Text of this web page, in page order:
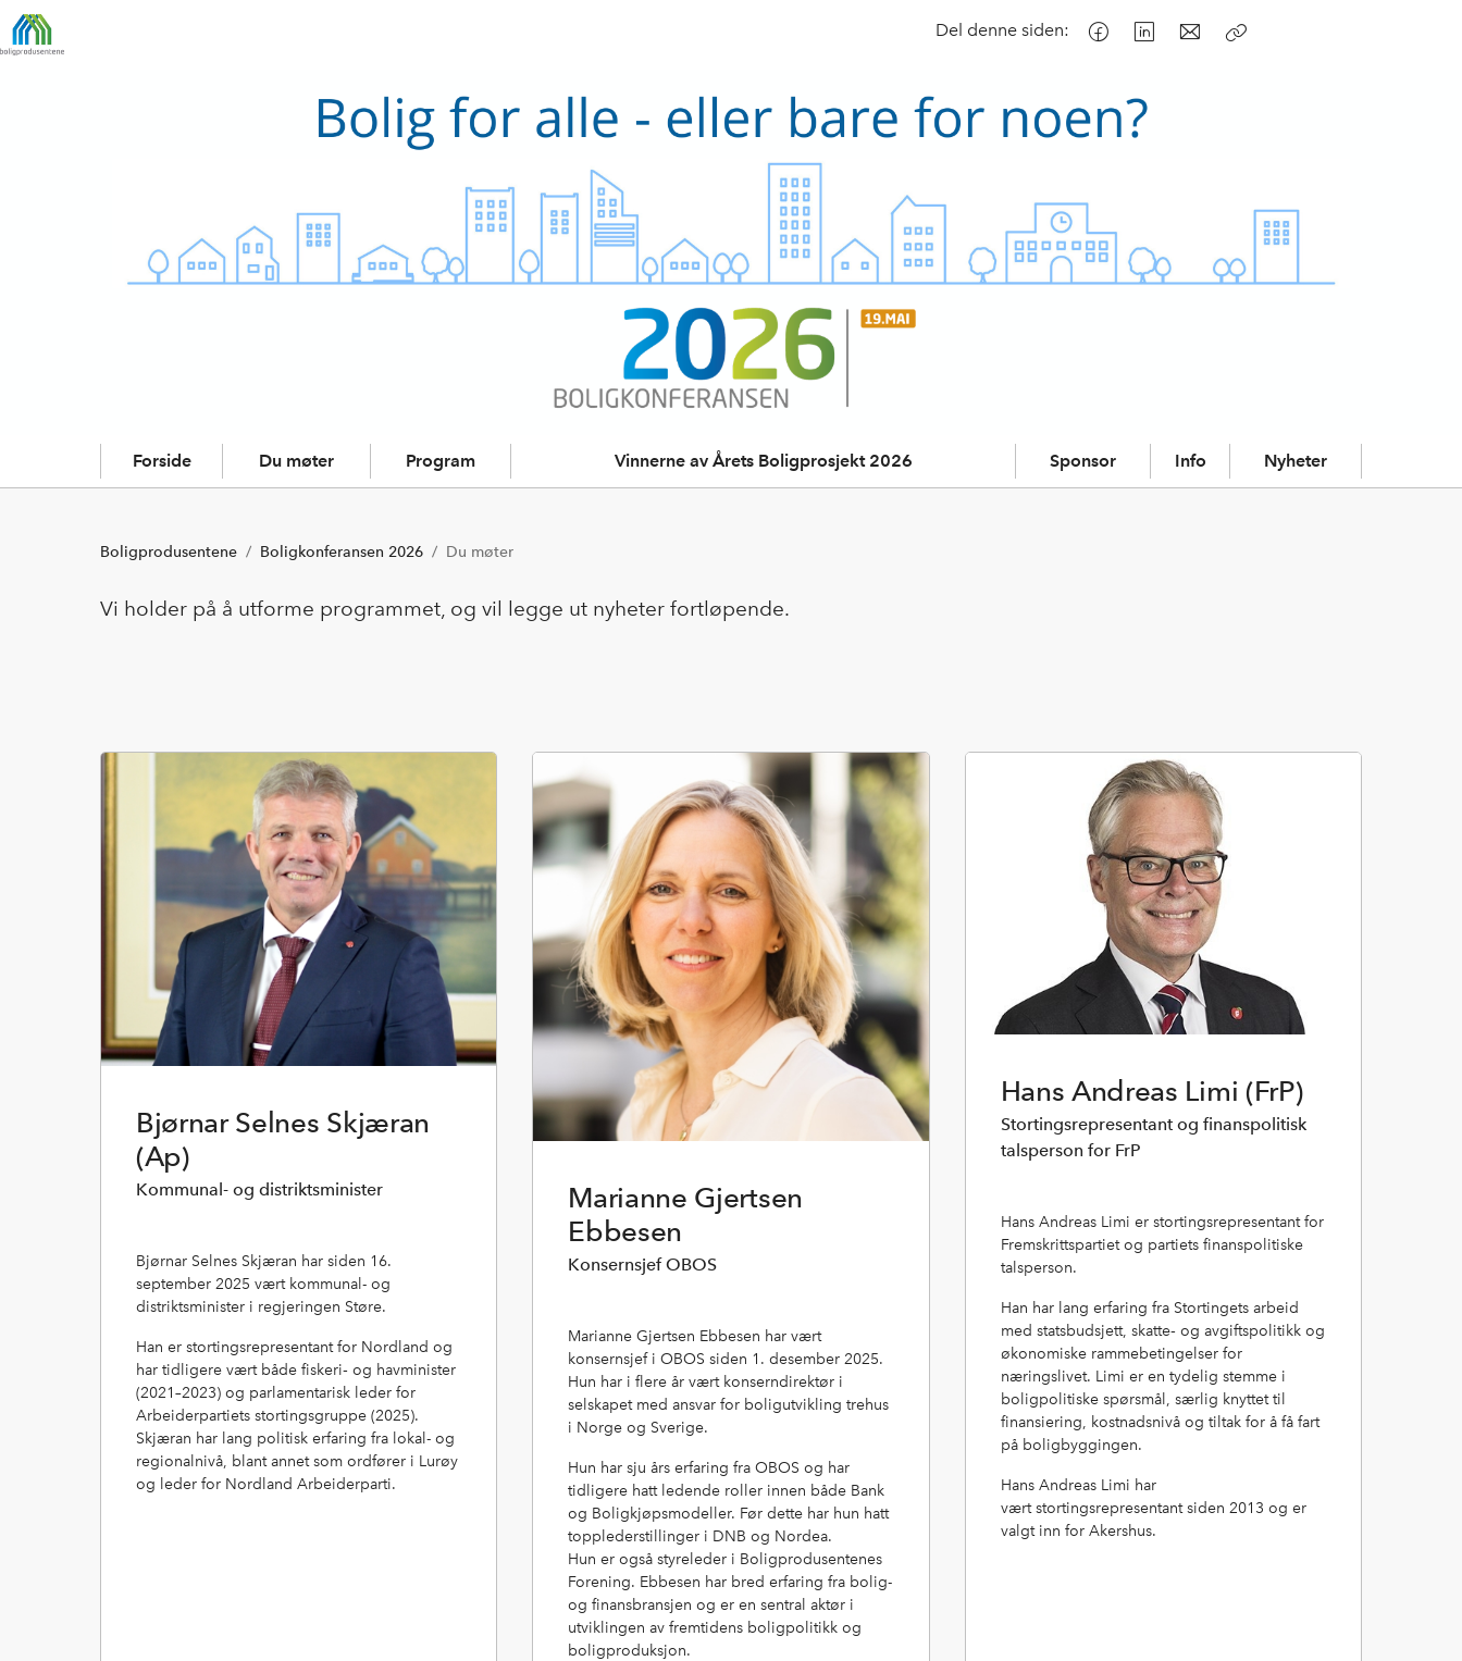
Del denne siden:
Forside Du møter Program Vinnerne av Årets Boligprosjekt 2026 Sponsor Info Nyheter
Boligprodusentene Boligkonferansen 2026 Du møter
Vi holder på å utforme programmet, og vil legge ut nyheter fortløpende.
Bjørnar Selnes Skjæran
(Ap)
Kommunal- og distriktsminister
Bjørnar Selnes Skjæran har siden 16.
september 2025 vært kommunal- og
distriktsminister i regjeringen Støre.
Han er stortingsrepresentant for Nordland og
har tidligere vært både fiskeri‑ og havminister
(2021–2023) og parlamentarisk leder for
Arbeiderpartiets stortingsgruppe (2025).
Skjæran har lang politisk erfaring fra lokal- og
regionalnivå, blant annet som ordfører i Lurøy
og leder for Nordland Arbeiderparti.
Marianne Gjertsen
Ebbesen
Konsernsjef OBOS
Marianne Gjertsen Ebbesen har vært
konsernsjef i OBOS siden 1. desember 2025.
Hun har i flere år vært konserndirektør i
selskapet med ansvar for boligutvikling trehus
i Norge og Sverige.
Hun har sju års erfaring fra OBOS og har
tidligere hatt ledende roller innen både Bank
og Boligkjøpsmodeller. Før dette har hun hatt
topplederstillinger i DNB og Nordea.
Hun er også styreleder i Boligprodusentenes
Forening. Ebbesen har bred erfaring fra bolig-
og finansbransjen og er en sentral aktør i
utviklingen av fremtidens boligpolitikk og
boligproduksjon.
Hans Andreas Limi (FrP)
Stortingsrepresentant og finanspolitisk
talsperson for FrP
Hans Andreas Limi er stortingsrepresentant for
Fremskrittspartiet og partiets finanspolitiske
talsperson.
Han har lang erfaring fra Stortingets arbeid
med statsbudsjett, skatte‑ og avgiftspolitikk og
økonomiske rammebetingelser for
næringslivet. Limi er en tydelig stemme i
boligpolitiske spørsmål, særlig knyttet til
finansiering, kostnadsnivå og tiltak for å få fart
på boligbyggingen.
Hans Andreas Limi har
vært stortingsrepresentant siden 2013 og er
valgt inn for Akershus.